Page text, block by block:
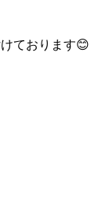
ております😊